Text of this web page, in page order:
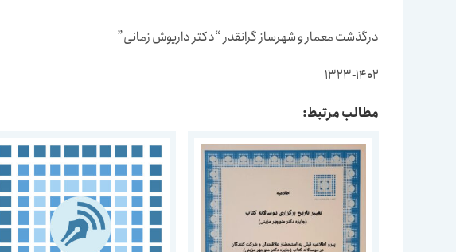
درگذشت معمار و شهرساز گرانقدر “دکتر داریوش زمانی”
1323-1402
مطالب مرتبط: